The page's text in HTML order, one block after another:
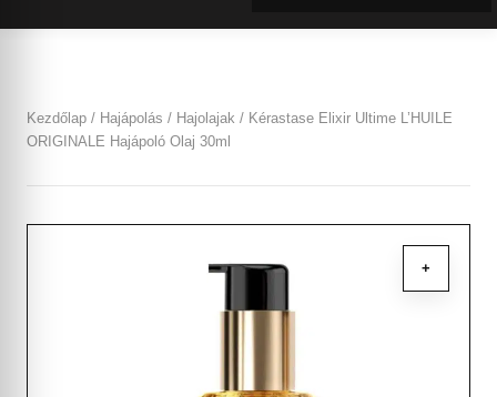
Kezdőlap / Hajápolás / Hajolajak / Kérastase Elixir Ultime L’HUILE
ORIGINALE Hajápoló Olaj 30ml
+